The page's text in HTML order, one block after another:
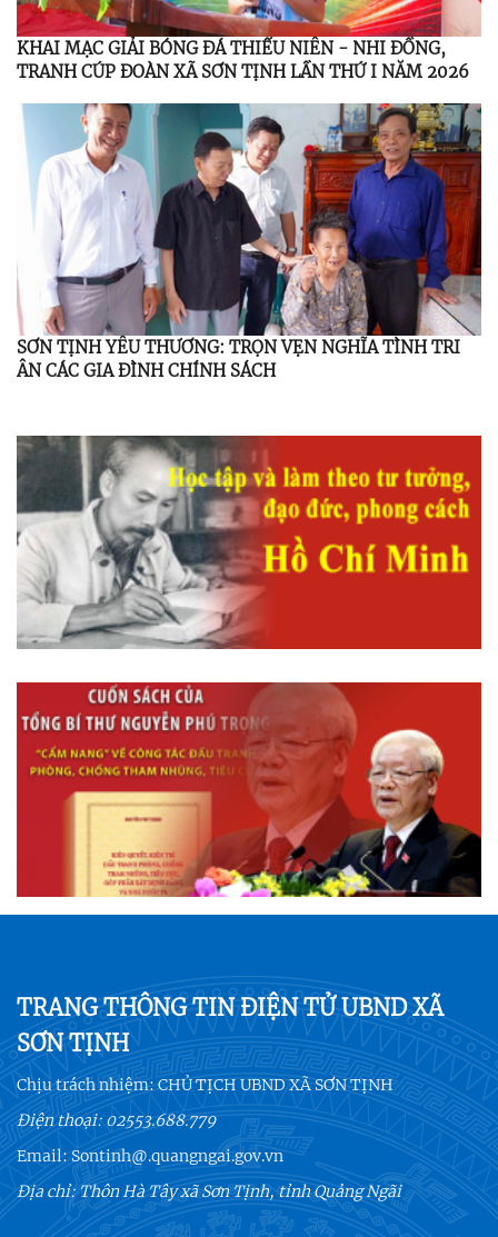
KHAI MẠC GIẢI BÓNG ĐÁ THIẾU NIÊN - NHI ĐỒNG,
TRANH CÚP ĐOÀN XÃ SƠN TỊNH LẦN THỨ I NĂM 2026
SƠN TỊNH YÊU THƯƠNG: TRỌN VẸN NGHĨA TÌNH TRI
ÂN CÁC GIA ĐÌNH CHÍNH SÁCH
TRANG THÔNG TIN ĐIỆN TỬ UBND XÃ
SƠN TỊNH
Chịu trách nhiệm:CHỦ TỊCH UBND XÃ SƠN TỊNH
Điện thoại:02553.688.779
Email:Sontinh@.quangngai.gov.vn
Địa chỉ: Thôn Hà Tây xã Sơn Tịnh, tỉnh Quảng Ngãi